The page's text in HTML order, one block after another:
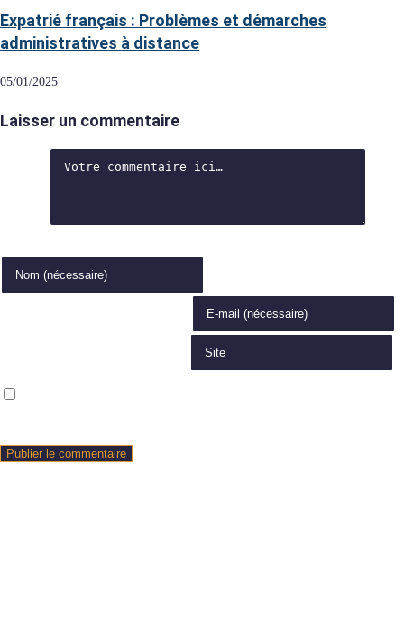
Expatrié français : Problèmes et démarches
administratives à distance
05/01/2025
Laisser un commentaire